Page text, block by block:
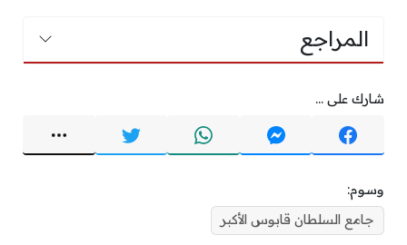
المراجع
شارك على ...
وسوم:
جامع السلطان قابوس الأكبر